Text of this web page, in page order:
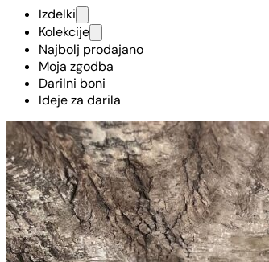
Izdelki
Kolekcije
Najbolj prodajano
Moja zgodba
Darilni boni
Ideje za darila